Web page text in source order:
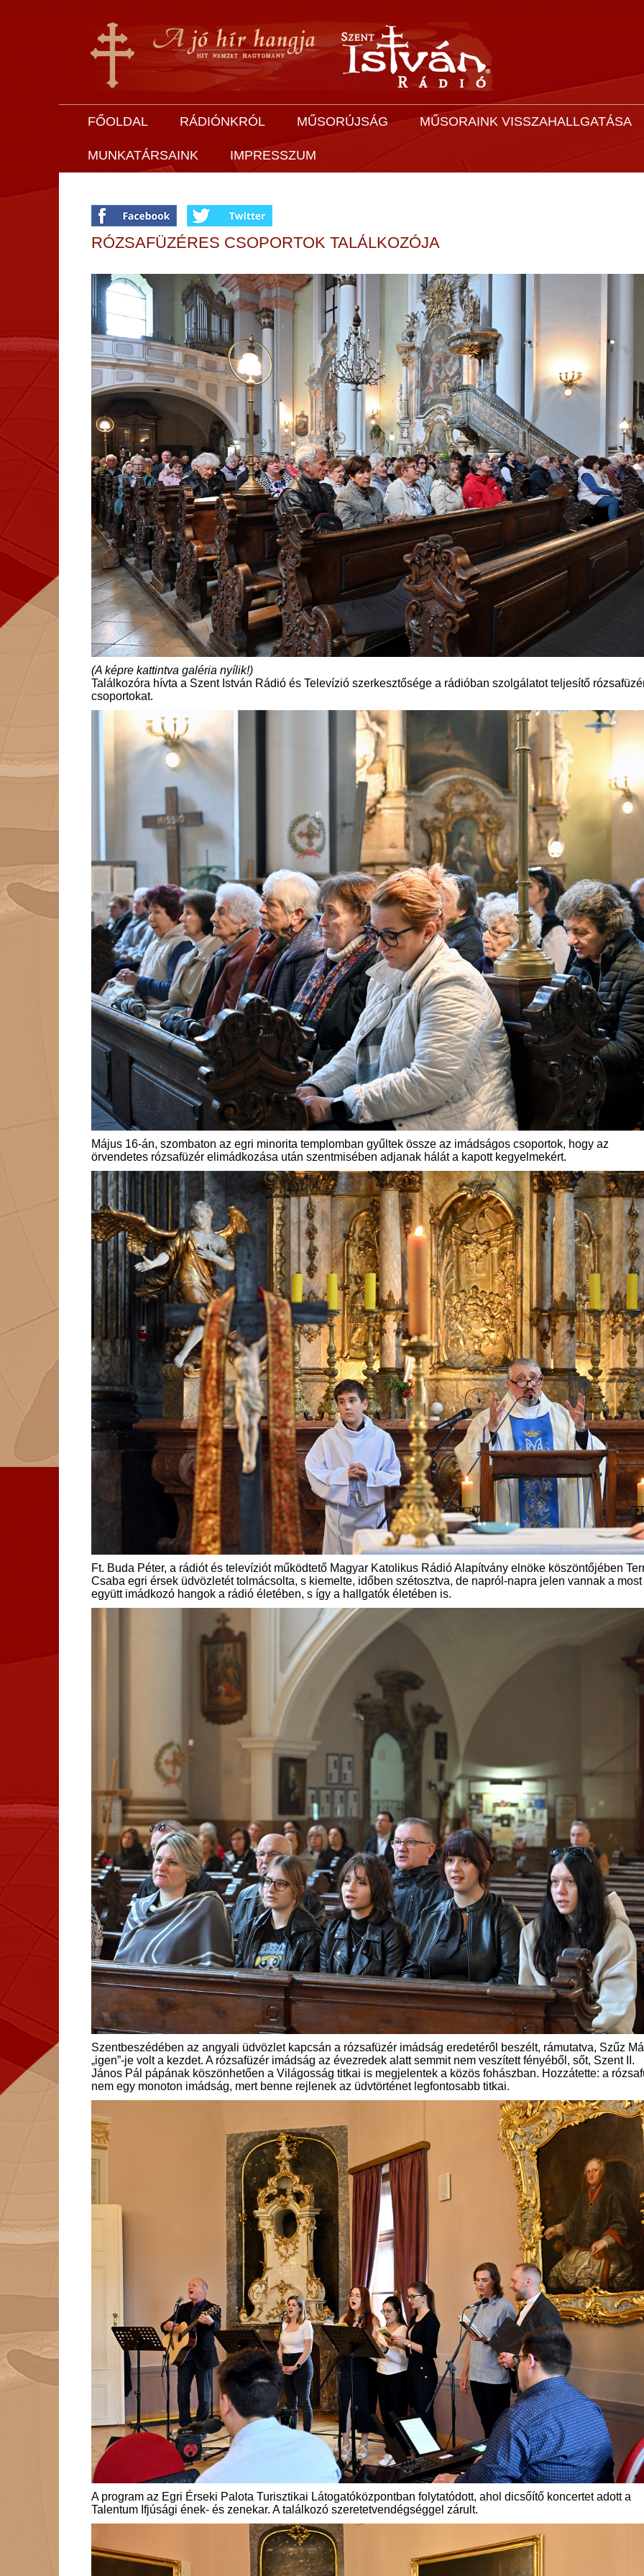
FŐOLDAL RÁDIÓNKRÓL MŰSORÚJSÁG MŰSORAINK VISSZAHALLGATÁSA
MUNKATÁRSAINK IMPRESSZUM
RÓZSAFÜZÉRES CSOPORTOK TALÁLKOZÓJA
(A képre kattintva galéria nyílik!)
Találkozóra hívta a Szent István Rádió és Televízió szerkesztősége a rádióban szolgálatot teljesítő
csoportokat.
Május 16-án, szombaton az egri minorita templomban gyűltek össze az imádságos csoportok, hogy az
örvendetes rózsafüzér elimádkozása után szentmisében adjanak hálát a kapott kegyelmekért.
Ft. Buda Péter, a rádiót és televíziót működtető Magyar Katolikus Rádió Alapítvány elnöke köszöntőjében
Csaba egri érsek üdvözletét tolmácsolta, s kiemelte, időben szétosztva, de napról-napra jelen vannak a most
együtt imádkozó hangok a rádió életében, s így a hallgatók életében is.
Szentbeszédében az angyali üdvözlet kapcsán a rózsafüzér imádság eredetéről beszélt, rámutatva, Szűz
„igen”-je volt a kezdet. A rózsafüzér imádság az évezredek alatt semmit nem veszített fényéből, sőt, Szent II.
János Pál pápának köszönhetően a Világosság titkai is megjelentek a közös fohászban. Hozzátette: a
nem egy monoton imádság, mert benne rejlenek az üdvtörténet legfontosabb titkai.
A program az Egri Érseki Palota Turisztikai Látogatóközpontban folytatódott, ahol dicsőítő koncertet adott a
Talentum Ifjúsági ének- és zenekar. A találkozó szeretetvendégséggel zárult.